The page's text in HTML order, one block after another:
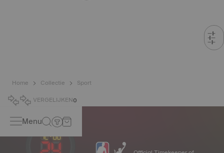
Home Collectie
Sport
VERGELIJKEN0
Menu